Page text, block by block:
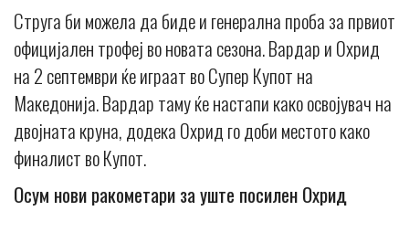
Струга би можела да биде и генерална проба за првиот
официјален трофеј во новата сезона. Вардар и Охрид
на 2 септември ќе играат во Супер Купот на
Македонија. Вардар таму ќе настапи како освојувач на
двојната круна, додека Охрид го доби местото како
финалист во Купот.
Осум нови ракометари за уште посилен Охрид